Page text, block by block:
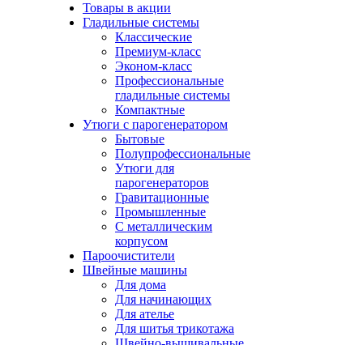
Товары в акции
Гладильные системы
Классические
Премиум-класс
Эконом-класс
Профессиональные
гладильные системы
Компактные
Утюги с парогенератором
Бытовые
Полупрофессиональные
Утюги для
парогенераторов
Гравитационные
Промышленные
С металлическим
корпусом
Пароочистители
Швейные машины
Для дома
Для начинающих
Для ателье
Для шитья трикотажа